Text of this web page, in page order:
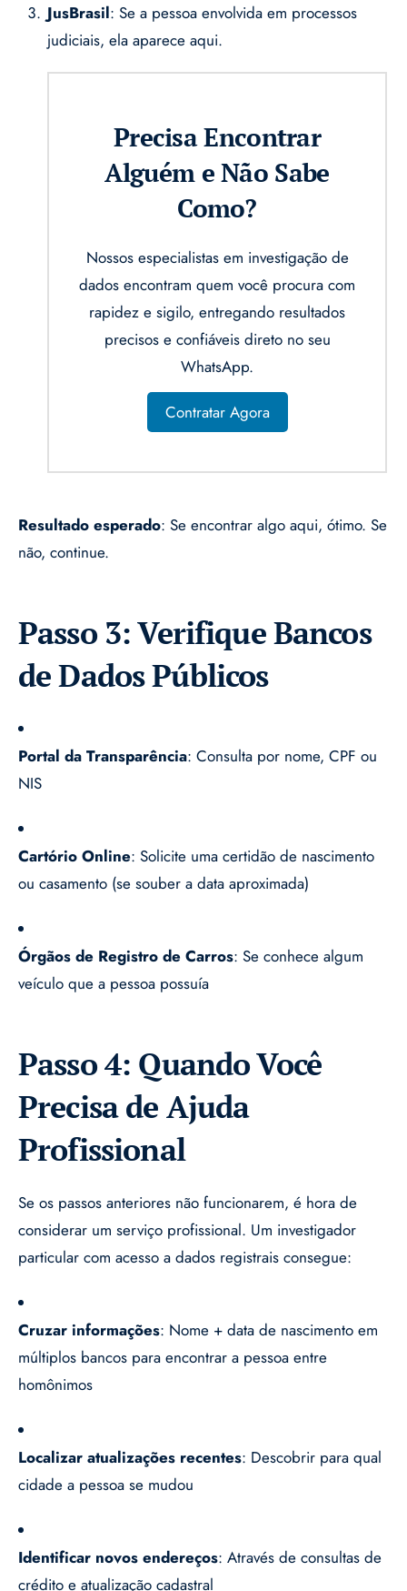
JusBrasil: Se a pessoa envolvida em processos
judiciais, ela aparece aqui.
Precisa Encontrar
Alguém e Não Sabe
Como?
Nossos especialistas em investigação de
dados encontram quem você procura com
rapidez e sigilo, entregando resultados
precisos e confiáveis direto no seu
WhatsApp.
Contratar Agora
Resultado esperado: Se encontrar algo aqui, ótimo. Se
não, continue.
Passo 3: Verifique Bancos
de Dados Públicos
Portal da Transparência: Consulta por nome, CPF ou
NIS
Cartório Online: Solicite uma certidão de nascimento
ou casamento (se souber a data aproximada)
Órgãos de Registro de Carros: Se conhece algum
veículo que a pessoa possuía
Passo 4: Quando Você
Precisa de Ajuda
Profissional
Se os passos anteriores não funcionarem, é hora de
considerar um serviço profissional. Um investigador
particular com acesso a dados registrais consegue:
Cruzar informações: Nome + data de nascimento em
múltiplos bancos para encontrar a pessoa entre
homônimos
Localizar atualizações recentes: Descobrir para qual
cidade a pessoa se mudou
Identificar novos endereços: Através de consultas de
crédito e atualização cadastral